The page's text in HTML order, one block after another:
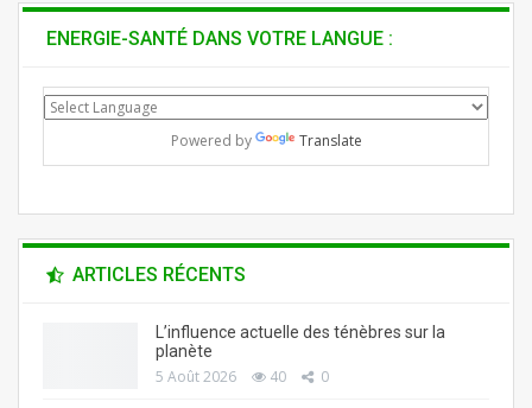
ENERGIE-SANTÉ DANS VOTRE LANGUE :
Powered by Translate
ARTICLES RÉCENTS
L’influence actuelle des ténèbres sur la
planète
5 Août 2026 40 0